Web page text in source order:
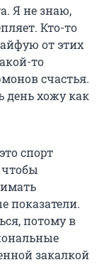
Я не знаю,
Кто-то
от этих
то
счастья.
день хожу как
спорт
чтобы
показатели.
потому в
закалкой